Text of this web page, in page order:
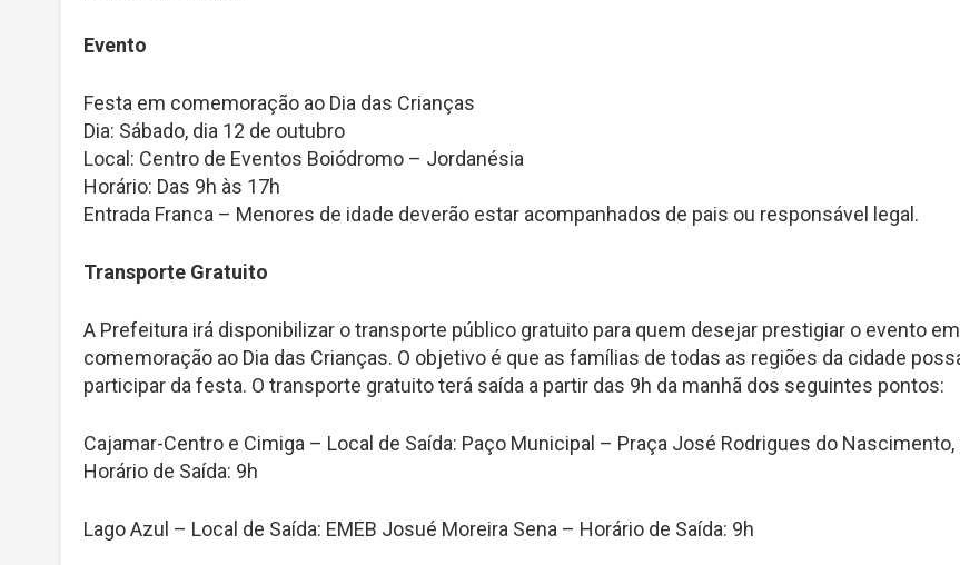
Evento
Festa em comemoração ao Dia das Crianças
Dia: Sábado, dia 12 de outubro
Local: Centro de Eventos Boiódromo – Jordanésia
Horário: Das 9h às 17h
Entrada Franca – Menores de idade deverão estar acompanhados de pais ou responsável legal.
Transporte Gratuito
A Prefeitura irá disponibilizar o transporte público gratuito para quem desejar prestigiar o evento em
comemoração ao Dia das Crianças. O objetivo é que as famílias de todas as regiões da cidade
participar da festa. O transporte gratuito terá saída a partir das 9h da manhã dos seguintes pontos:
Cajamar-Centro e Cimiga – Local de Saída: Paço Municipal – Praça José Rodrigues do Nascimento,
Horário de Saída: 9h
Lago Azul – Local de Saída: EMEB Josué Moreira Sena – Horário de Saída: 9h